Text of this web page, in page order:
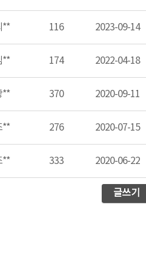
** 116 2023-09-14
** 174 2022-04-18
** 370 2020-09-11
** 276 2020-07-15
** 333 2020-06-22
글쓰기